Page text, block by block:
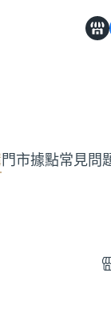
門市據點常見問